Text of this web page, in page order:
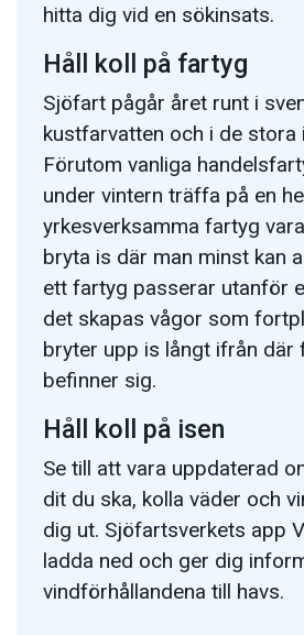
hitta dig vid en sökinsats.
Håll koll på fartyg
Sjöfart pågår året runt i
kustfarvatten och i de stora
Förutom vanliga
under vintern träffa på en
yrkesverksamma fartyg
bryta is där man minst kan
ett fartyg passerar utanför
det skapas vågor som
bryter upp is långt ifrån där
befinner sig.
Håll koll på isen
Se till att vara uppdaterad
dit du ska, kolla väder och
dig ut. Sjöfartsverkets app
ladda ned och ger dig
vindförhållandena till havs.